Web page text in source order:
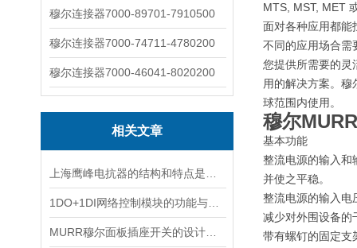
穆尔连接器7000-89701-7910500
穆尔连接器7000-74711-4780200
穆尔连接器7000-46041-8020200
相关文章
MTS, MST, MET
面对各种应用都
不同的应用场合需
您提供所需要的灵
用的解决方案。
球范围内使用。
穆尔
基本功能
整流电源的输入和
并使之平稳。
整流电源的输入电
减少对外围设备
带有螺钉的固定支